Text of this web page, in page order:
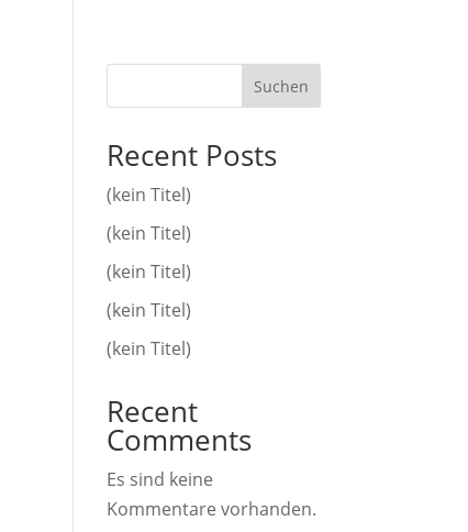
Suchen
Recent Posts
(kein Titel)
(kein Titel)
(kein Titel)
(kein Titel)
(kein Titel)
Recent
Comments
Es sind keine
Kommentare vorhanden.